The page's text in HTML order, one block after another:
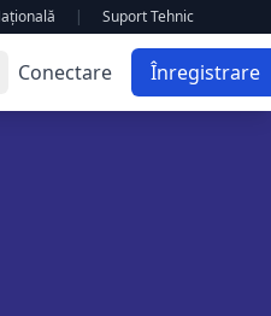
| Suport Tehnic
Conectare Înregistrare